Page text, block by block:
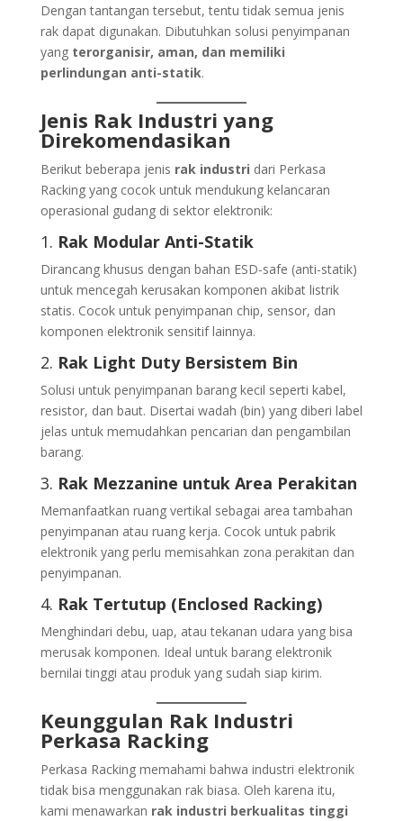
Dengan tantangan tersebut, tentu tidak semua jenis
rak dapat digunakan. Dibutuhkan solusi penyimpanan
yang terorganisir, aman, dan memiliki
perlindungan anti-statik.
Jenis Rak Industri yang
Direkomendasikan
Berikut beberapa jenis rak industri dari Perkasa
Racking yang cocok untuk mendukung kelancaran
operasional gudang di sektor elektronik:
1. Rak Modular Anti-Statik
Dirancang khusus dengan bahan ESD-safe (anti-statik)
untuk mencegah kerusakan komponen akibat listrik
statis. Cocok untuk penyimpanan chip, sensor, dan
komponen elektronik sensitif lainnya.
2. Rak Light Duty Bersistem Bin
Solusi untuk penyimpanan barang kecil seperti kabel,
resistor, dan baut. Disertai wadah (bin) yang diberi label
jelas untuk memudahkan pencarian dan pengambilan
barang.
3. Rak Mezzanine untuk Area Perakitan
Memanfaatkan ruang vertikal sebagai area tambahan
penyimpanan atau ruang kerja. Cocok untuk pabrik
elektronik yang perlu memisahkan zona perakitan dan
penyimpanan.
4. Rak Tertutup (Enclosed Racking)
Menghindari debu, uap, atau tekanan udara yang bisa
merusak komponen. Ideal untuk barang elektronik
bernilai tinggi atau produk yang sudah siap kirim.
Keunggulan Rak Industri
Perkasa Racking
Perkasa Racking memahami bahwa industri elektronik
tidak bisa menggunakan rak biasa. Oleh karena itu,
kami menawarkan rak industri berkualitas tinggi